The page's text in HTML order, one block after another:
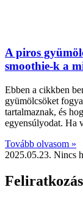
A piros
smoothie-k a
Ebben a cikkben
gyümölcsöket
tartalmaznak, és
egyensúlyodat. Ha
Tovább olvasom »
2025.05.23. Nincs